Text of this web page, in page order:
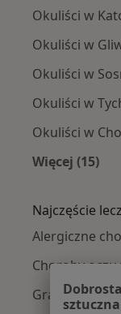
Okuliści w
Okuliści w
Okuliści w
Okuliści w
Okuliści w
Więcej (15)
Najczęście
Alergiczne
Choroby oczu
Gradówka w